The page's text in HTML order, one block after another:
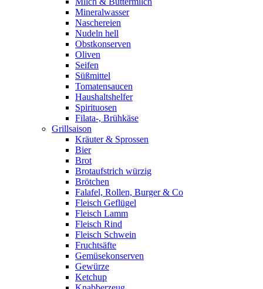
Mineralwasser
Naschereien
Nudeln hell
Obstkonserven
Oliven
Seifen
Süßmittel
Tomatensaucen
Haushaltshelfer
Spirituosen
Filata-, Brühkäse
Grillsaison
Kräuter & Sprossen
Bier
Brot
Brotaufstrich würzig
Brötchen
Falafel, Rollen, Burger & Co
Fleisch Geflügel
Fleisch Lamm
Fleisch Rind
Fleisch Schwein
Fruchtsäfte
Gemüsekonserven
Gewürze
Ketchup